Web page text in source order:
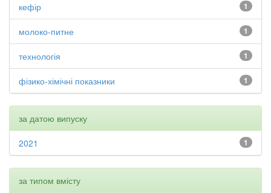
1
кефір
1
молоко-питне
1
технологія
1
фізико-хімічні показники
за датою випуску
1
2021
за типом вмісту